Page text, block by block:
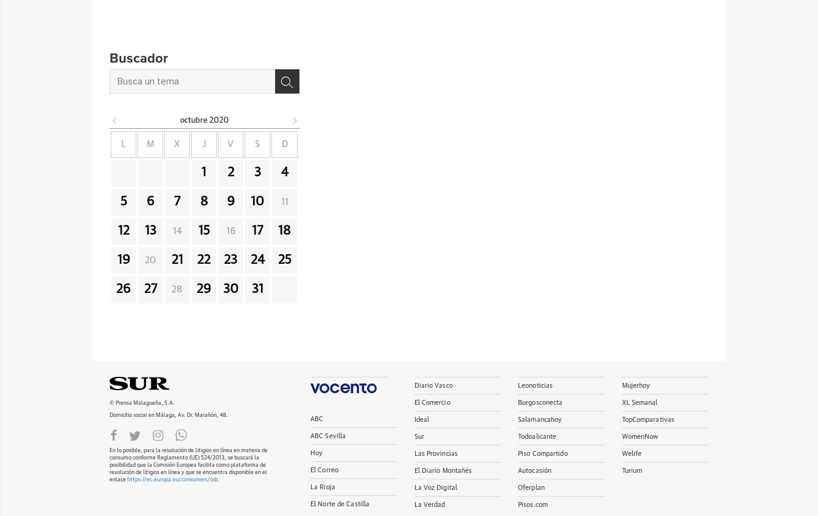
Buscador
octubre 2020
L M X J V S D
1 2 3 4
5 6 7 8 9 10 11
12 13 14 15 16 17 18
19 20 21 22 23 24 25
26 27 28 29 30 31
© Prensa Malagueña, S.A.
Domicilio social en Málaga, Av. Dr. Marañón, 48.
En lo posible, para la resolución de litigios en línea en materia de
consumo conforme Reglamento (UE) 524/2013, se buscará la
posibilidad que la Comisión Europea facilita como plataforma de
resolución de litigios en línea y que se encuentra disponible en el
enlace https://ec.europa.eu/consumers/odr.
ABC
ABC Sevilla
Hoy
El Correo
La Rioja
El Norte de Castilla
Diario Vasco
El Comercio
Ideal
Sur
Las Provincias
El Diario Montañés
La Voz Digital
La Verdad
Leonoticias
Burgosconecta
Salamancahoy
Todoalicante
Piso Compartido
Autocasión
Oferplan
Pisos.com
Mujerhoy
XL Semanal
TopComparativas
WomenNow
Welife
Turium